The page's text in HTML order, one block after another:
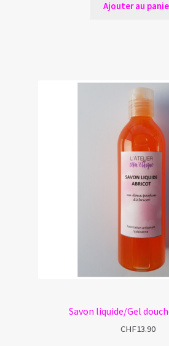
Ajouter au
Savon liquide/Gel
CHF13.90